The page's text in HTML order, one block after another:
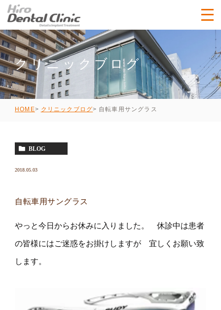
クリニックブログ
HOME クリニックブログ 自転車用サングラス
BLOG
2018.05.03
自転車用サングラス
やっと今日からお休みに入りました。 休診中は患者
の皆様にはご迷惑をお掛けしますが 宜しくお願い致
します。